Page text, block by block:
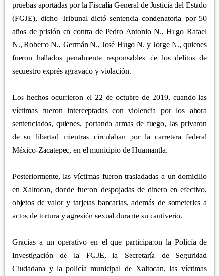
ZITLALTEPEC
TERRENATE
TLAXCO
XALOZTOC
CHIAUTEMPAN
CONTLA
SAN PABLO DEL MONTE
REGIÓN PONIENTE
CALPULALPAN
HUEYOTLIPAN
NANACAMILPA
SANCTÓRUM
pruebas aportadas por la Fiscalía General de Justicia del Estado
(FGJE), dicho Tribunal dictó sentencia condenatoria por 50
años de prisión en contra de Pedro Antonio N., Hugo Rafael
N., Roberto N., Germán N., José Hugo N. y Jorge N., quienes
fueron hallados penalmente responsables de los delitos de
secuestro exprés agravado y violación.
Los hechos ocurrieron el 22 de octubre de 2019, cuando las
víctimas fueron interceptadas con violencia por los ahora
sentenciados, quienes, portando armas de fuego, las privaron
de su libertad mientras circulaban por la carretera federal
México-Zacatepec, en el municipio de Huamantla.
Posteriormente, las víctimas fueron trasladadas a un domicilio
en Xaltocan, donde fueron despojadas de dinero en efectivo,
objetos de valor y tarjetas bancarias, además de someterles a
actos de tortura y agresión sexual durante su cautiverio.
Gracias a un operativo en el que participaron la Policía de
Investigación de la FGJE, la Secretaría de Seguridad
Ciudadana y la policía municipal de Xaltocan, las víctimas